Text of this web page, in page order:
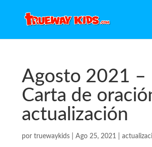
Agosto 2021 –
Carta de
actualización
por truewaykids| Ago 25, 2021